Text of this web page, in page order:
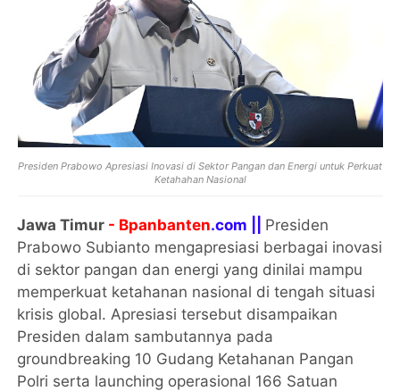
Presiden Prabowo Apresiasi Inovasi di Sektor Pangan dan Energi untuk Perkuat
Ketahahan Nasional
Jawa Timur - Bpanbanten.com || Presiden
Prabowo Subianto mengapresiasi berbagai inovasi
di sektor pangan dan energi yang dinilai mampu
memperkuat ketahanan nasional di tengah situasi
krisis global. Apresiasi tersebut disampaikan
Presiden dalam sambutannya pada
groundbreaking 10 Gudang Ketahanan Pangan
Polri serta launching operasional 166 Satuan